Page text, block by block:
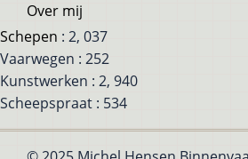
Over mij
Schepen : 2, 037
Vaarwegen : 252
Kunstwerken : 2, 940
Scheepspraat : 534